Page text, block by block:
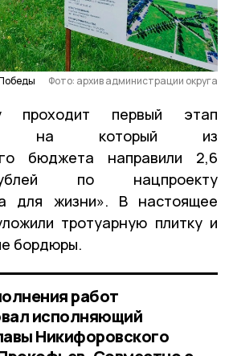
Фото: архив администрации округа
первый этап
на который из
бюджета направили 2,6
по нацпроекту
для жизни». В настоящее
тротуарную плитку и
бордюры.
работ
исполняющий
Никифоровского